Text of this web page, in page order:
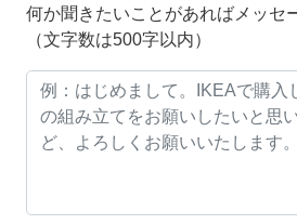
何か聞きたいことがあればメッセ
（文字数は500字以内）